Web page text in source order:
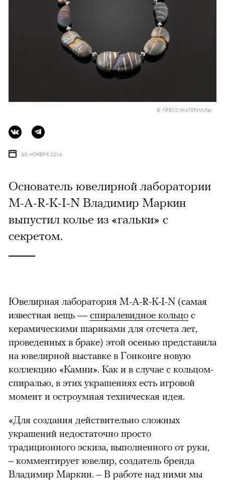
© ПРЕСС-МАТЕРИАЛЫ
30 НОЯБРЯ 2014
Основатель ювелирной лаборатории
M-A-R-K-I-N Владимир Маркин
выпустил колье из «гальки» с
секретом.
Ювелирная лаборатория M-A-R-K-I-N (самая
известная вещь —спиралевидное кольцо с
керамическими шариками для отсчета лет,
проведенных в браке) этой осенью представила
на ювелирной выставке в Гонконге новую
коллекцию «Камни». Как и в случае с кольцом-
спиралью, в этих украшениях есть игровой
момент и остроумная техническая идея.
«Для создания действительно сложных
украшений недостаточно просто
традиционного эскиза, выполненного от руки,
– комментирует ювелир, создатель бренда
Владимир Маркин. – В работе над ними мы